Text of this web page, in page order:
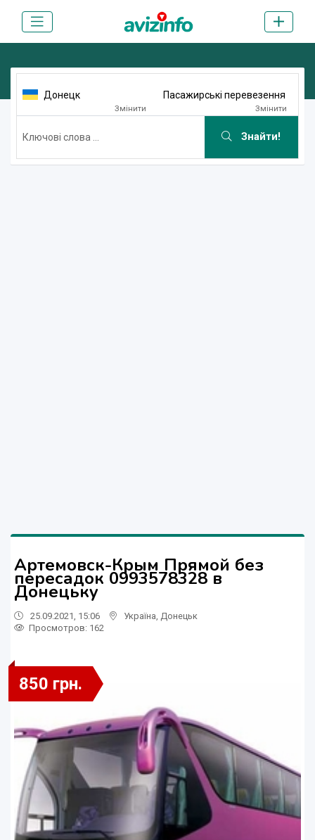
Донецк
Змінити
Пасажирські перевезення
Змінити
Знайти!
Артемовск-Крым Прямой без
пересадок 0993578328 в
Донецьку
25.09.2021, 15:06 Україна Донецьк
Просмотров: 162
850 грн.